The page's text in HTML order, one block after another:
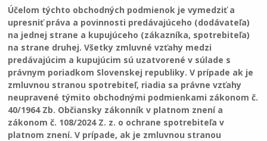
Účelom týchto obchodných podmienok je vymedziť a
upresniť práva a povinnosti predávajúceho (dodávateľa)
na jednej strane a kupujúceho (zákazníka, spotrebiteľa)
na strane druhej. Všetky zmluvné vzťahy medzi
predávajúcim a kupujúcim sú uzatvorené v súlade s
právnym poriadkom Slovenskej republiky. V prípade ak je
zmluvnou stranou spotrebiteľ, riadia sa právne vzťahy
neupravené týmito obchodnými podmienkami zákonom č.
40/1964 Zb. Občiansky zákonník v platnom znení a
zákonom č. 108/2024 Z. z. o ochrane spotrebiteľa v
platnom znení. V prípade, ak je zmluvnou stranou